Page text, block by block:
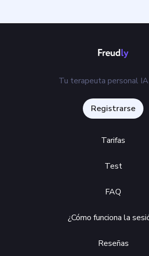
Tu terapeuta personal
Registrarse
Tarifas
Test
FAQ
¿Cómo funciona la
Reseñas